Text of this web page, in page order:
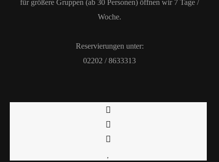
für größere Gruppen (ab 30 Personen) öffnen wir 7 Tage /
Woche.
Reservierungen unter:
02202 / 8633313